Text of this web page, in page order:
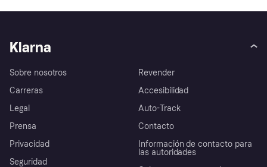
Klarna
Sobre nosotros
Carreras
Legal
Prensa
Privacidad
Seguridad
Revender
Accesibilidad
Auto-Track
Contacto
Información de contacto para
las autoridades